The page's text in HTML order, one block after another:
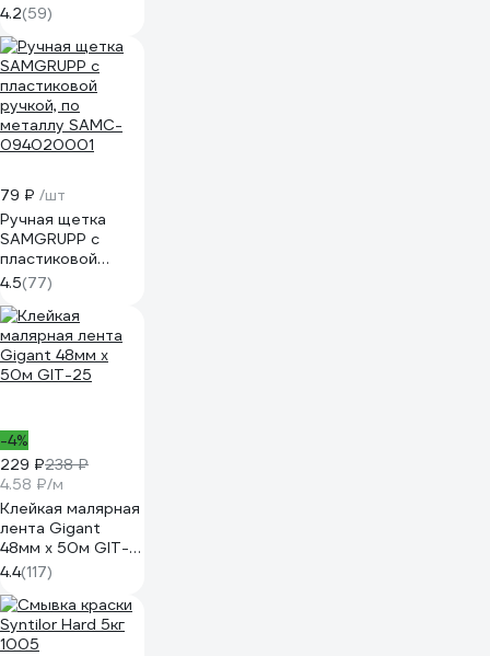
4.2(59)
79 ₽ /шт
Ручная щетка
SAMGRUPP с
пластиковой
ручкой, по
металлу SAMC-
094020001
4.5(77)
-4%
229 ₽238 ₽
4.58 ₽/м
Клейкая малярная
лента Gigant
48мм x 50м GIT-
25
4.4(117)